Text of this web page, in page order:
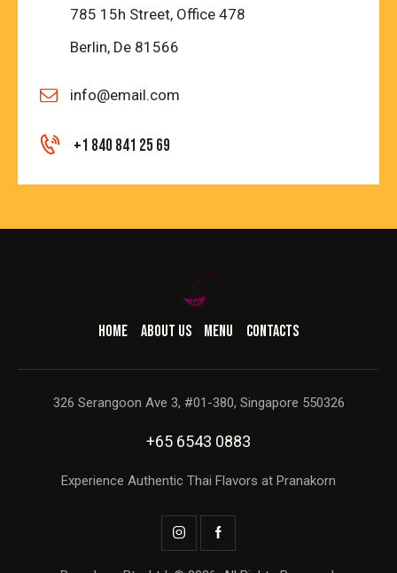
785 15h Street, Office 478
Berlin, De 81566
info@email.com
+1 840 841 25 69
HOME ABOUT US MENU CONTACTS
326 Serangoon Ave 3, #01-380, Singapore 550326
+65 6543 0883
Experience Authentic Thai Flavors at Pranakorn